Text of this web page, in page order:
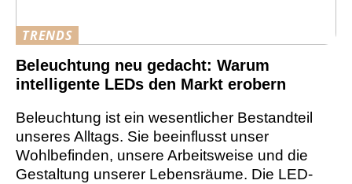
TRENDS
Beleuchtung neu gedacht: Warum
intelligente LEDs den Markt erobern
Beleuchtung ist ein wesentlicher Bestandteil
unseres Alltags. Sie beeinflusst unser
Wohlbefinden, unsere Arbeitsweise und die
Gestaltung unserer Lebensräume. Die LED-